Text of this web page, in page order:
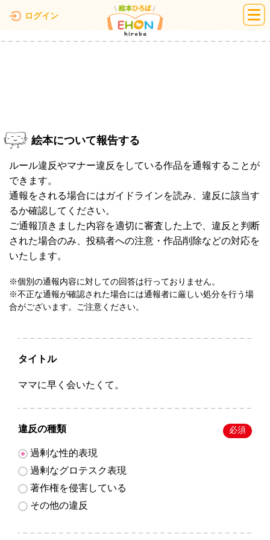
ログイン 絵本ひろば
絵本について報告する
ルール違反やマナー違反をしている作品を通報することが
できます。
通報をされる場合にはガイドラインを読み、違反に該当す
るか確認してください。
ご通報頂きました内容を適切に審査した上で、違反と判断
された場合のみ、投稿者への注意・作品削除などの対応を
いたします。
※個別の通報内容に対しての回答は行っておりません。
※不正な通報が確認された場合には通報者に厳しい処分を行う場
合がございます。ご注意ください。
タイトル
ママに早く会いたくて。
違反の種類 必須
過剰な性的表現
過剰なグロテスク表現
著作権を侵害している
その他の違反